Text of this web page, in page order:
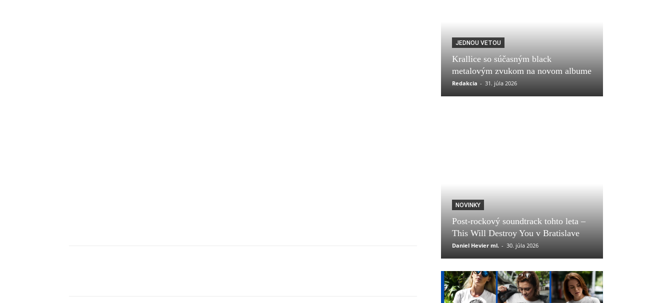
JEDNOU VETOU
Krallice so súčasným black
metalovým zvukom na novom albume
Redakcia - 31. júla 2026
NOVINKY
Post-rockový soundtrack tohto leta –
This Will Destroy You v Bratislave
Daniel Hevier ml. - 30. júla 2026